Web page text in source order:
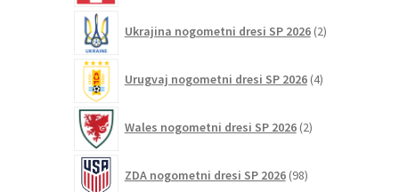
Ukrajina nogometni dresi SP 2026 2izdelka
Urugvaj nogometni dresi SP 2026 4izdelki
Wales nogometni dresi SP 2026 2izdelka
ZDA nogometni dresi SP 2026 98izdelkov